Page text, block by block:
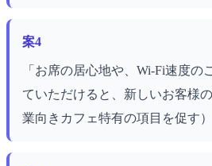
案4
「お席の居心地や、Wi-Fi速度の
ていただけると、新しいお客様
業向きカフェ特有の項目を促す）